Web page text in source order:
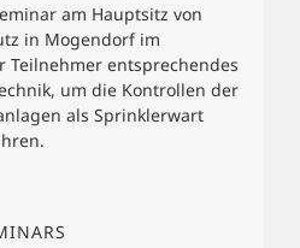
am Hauptsitz von
in Mogendorf im
Teilnehmer entsprechendes
um die Kontrollen der
als Sprinklerwart